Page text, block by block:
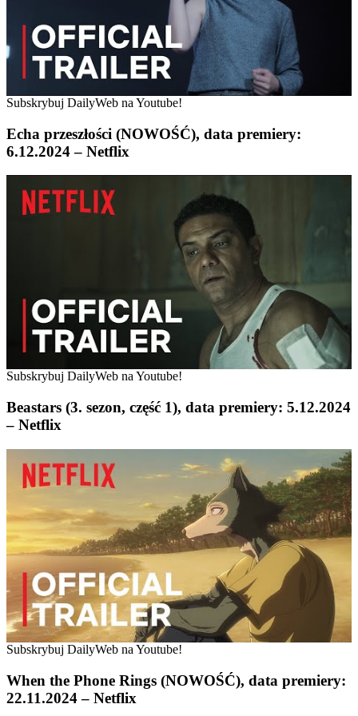
Subskrybuj DailyWeb na Youtube!
Echa przeszłości (NOWOŚĆ), data premiery:
6.12.2024 – Netflix
Subskrybuj DailyWeb na Youtube!
Beastars (3. sezon, część 1), data premiery: 5.12.2024
– Netflix
Subskrybuj DailyWeb na Youtube!
When the Phone Rings (NOWOŚĆ), data premiery:
22.11.2024 – Netflix